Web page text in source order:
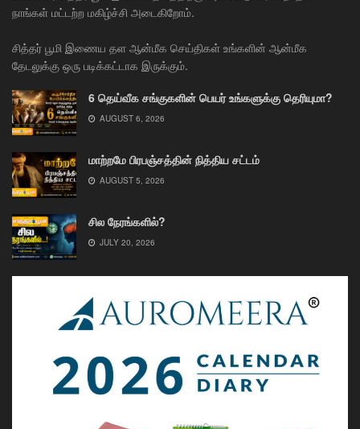
நாங்கள் மட்டற்ற மகிழ்ச்சி அடைகிறோம்.
சித்தர் பூமி இணைய தள ஆன்மீக செய்திகள் உங்களின் ஆன்மீக
தேடலுக்கு ஒரு படிக்கட்டாக இருக்கும்.
6 தெய்வீக சங்குகளின் பெயர் உங்களுக்கு தெரியுமா?
AUGUST 6, 2026
மாற்றமே பிரபஞ்சத்தின் நித்திய சட்டம்
AUGUST 5, 2026
சில நேரங்களில்?
JULY 20, 2026